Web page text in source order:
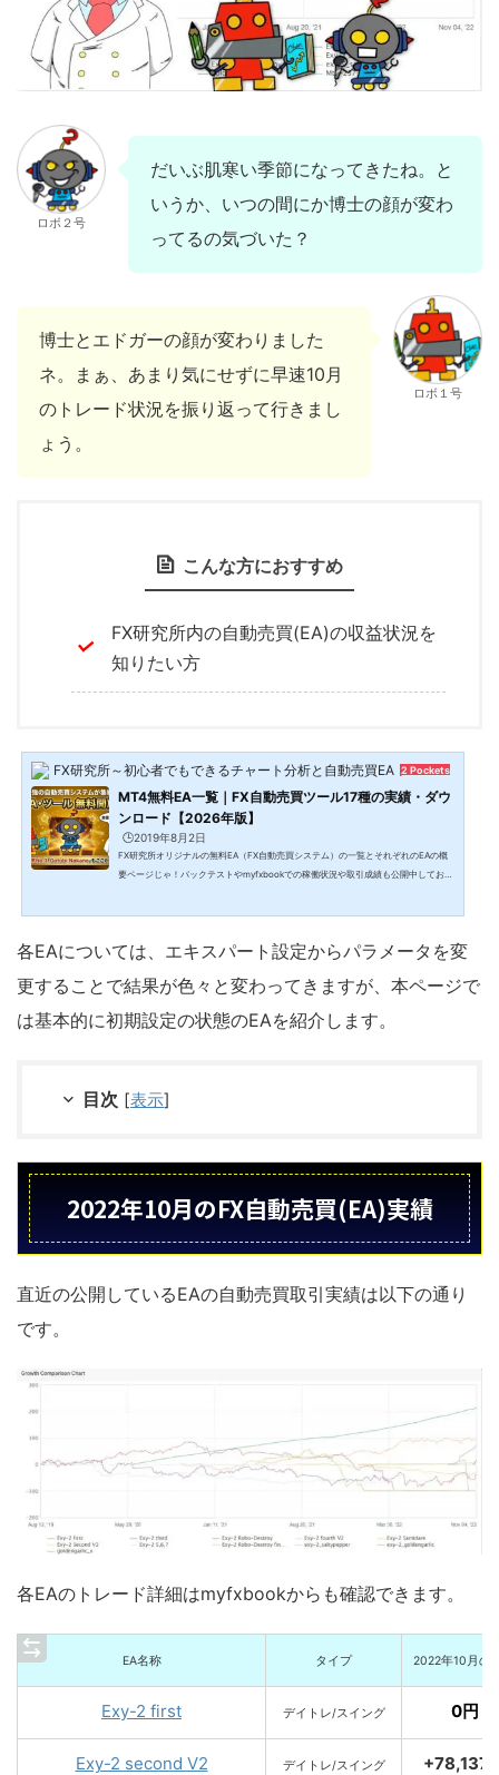
ロボ２号
だいぶ肌寒い季節になってきたね。と
いうか、いつの間にか博士の顔が変わ
ってるの気づいた？
博士とエドガーの顔が変わりました
ネ。まぁ、あまり気にせずに早速10月
のトレード状況を振り返って行きまし
ょう。
ロボ１号
こんな方におすすめ
FX研究所内の自動売買(EA)の収益状況を
知りたい方
FX研究所～初心者でもできるチャート分析と自動売買EA～2 Pockets
MT4無料EA一覧｜FX自動売買ツール17種の実績・ダウ
ンロード【2026年版】
🕒️2019年8月2日
FX研究所オリジナルの無料EA（FX自動売買システム）の一覧とそれぞれのEAの概
要ページじゃ！バックテストやmyfxbookでの稼働状況や取引成績も公開中しておる
ブログで公開しているEAの一覧です。それぞれ気になるEAの詳細については、お好
各EAについては、エキスパート設定からパラメータを変
更することで結果が色々と変わってきますが、本ページで
は基本的に初期設定の状態のEAを紹介します。
目次 [表示]
2022年10月のFX自動売買(EA)実績
直近の公開しているEAの自動売買取引実績は以下の通り
です。
各EAのトレード詳細はmyfxbookからも確認できます。
EA名称 タイプ 2022年10月の
Exy-2 first デイトレ/スイング 0円
Exy-2 second V2 デイトレ/スイング +78,137